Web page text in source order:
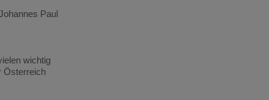
Paul
wichtig
Österreich